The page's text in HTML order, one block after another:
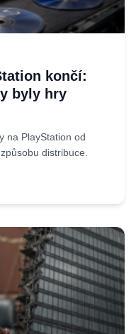
končí:
byly hry
na PlayStation od
distribuce.